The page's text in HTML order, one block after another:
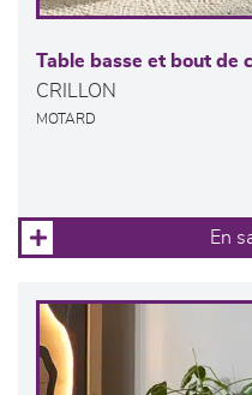
Table basse et bout de
CRILLON
MOTARD
En